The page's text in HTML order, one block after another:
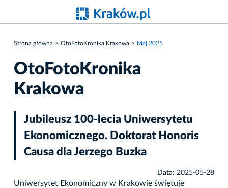
Strona główna OtoFotoKronika Krakowa Maj 2025
OtoFotoKronika
Krakowa
Jubileusz 100-lecia Uniwersytetu
Ekonomicznego. Doktorat Honoris
Causa dla Jerzego Buzka
Data: 2025-05-28
Uniwersytet Ekonomiczny w Krakowie świętuje